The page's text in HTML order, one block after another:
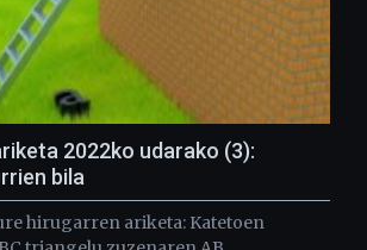
2022ko udarako (3):
bila
hirugarren ariketa: Katetoen